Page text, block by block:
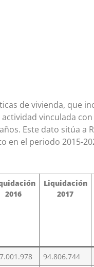
de vivienda, que
vinculada
Este dato sitúa a
en el periodo 2015-
2016
Liquidación
2017
94.806.744